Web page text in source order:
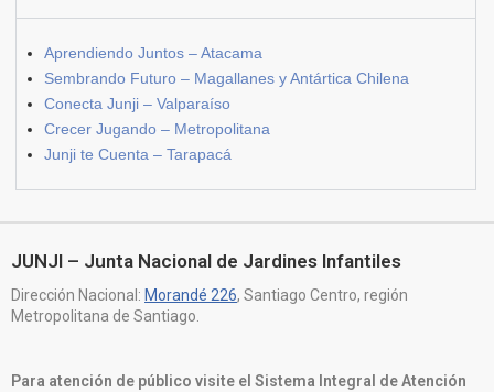
Aprendiendo Juntos – Atacama
Sembrando Futuro – Magallanes y Antártica Chilena
Conecta Junji – Valparaíso
Crecer Jugando – Metropolitana
Junji te Cuenta – Tarapacá
JUNJI – Junta Nacional de Jardines Infantiles
Dirección Nacional: Morandé 226, Santiago Centro, región
Metropolitana de Santiago.
Para atención de público visite el Sistema Integral de Atención